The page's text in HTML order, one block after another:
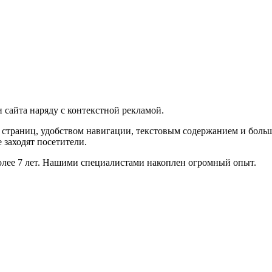
наряду с контекстной рекламой.
удобством навигации, текстовым содержанием и
посетители.
7 лет. Нашими специалистами накоплен огромный опыт.